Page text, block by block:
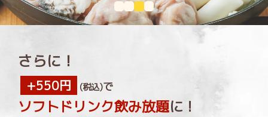
さらに！
+550円 (税込)で
ソフトドリンク飲み放題に！